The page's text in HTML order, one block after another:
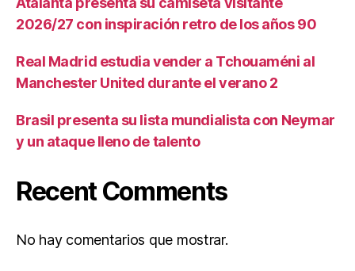
2026/27 con inspiración retro de los años 90
Real Madrid estudia vender a Tchouaméni al
Manchester United durante el verano 2
Brasil presenta su lista mundialista con Neymar
y un ataque lleno de talento
Recent Comments
No hay comentarios que mostrar.